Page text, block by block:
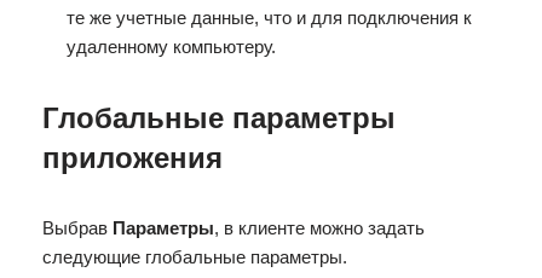
те же учетные данные, что и для подключения к
удаленному компьютеру.
Глобальные параметры
приложения
Выбрав Параметры, в клиенте можно задать
следующие глобальные параметры.